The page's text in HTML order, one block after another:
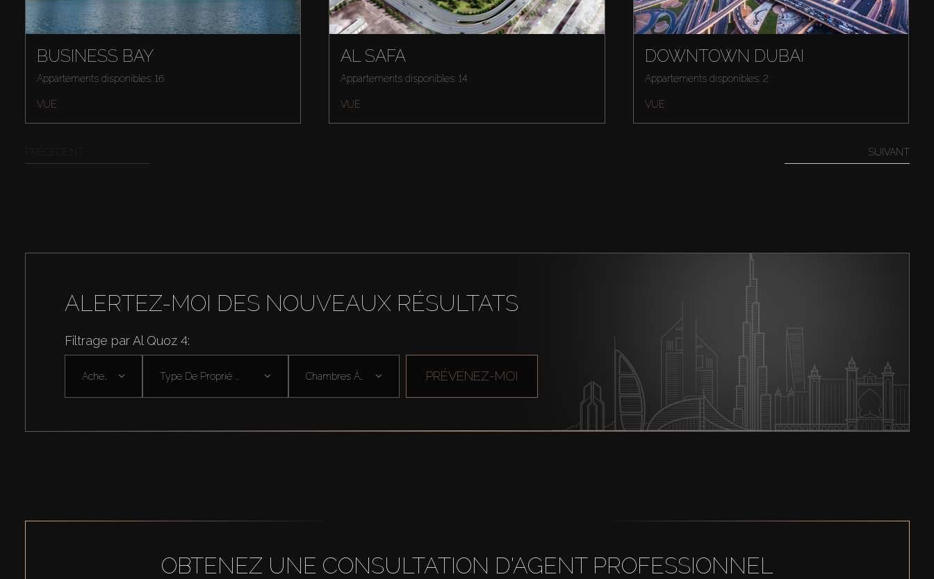
BUSINESS BAY
Appartements disponibles: 16
VUE
AL SAFA
Appartements disponibles: 14
VUE
DOWNTOWN DUBAI
Appartements disponibles: 2
VUE
SUIVANT
ALERTEZ-MOI DES NOUVEAUX RÉSULTATS
Filtrage par Al Quoz 4:
Acheter Type De Proprié ... Chambres À Cou ... PRÉVENEZ-MOI
OBTENEZ UNE CONSULTATION D'AGENT PROFESSIONNEL